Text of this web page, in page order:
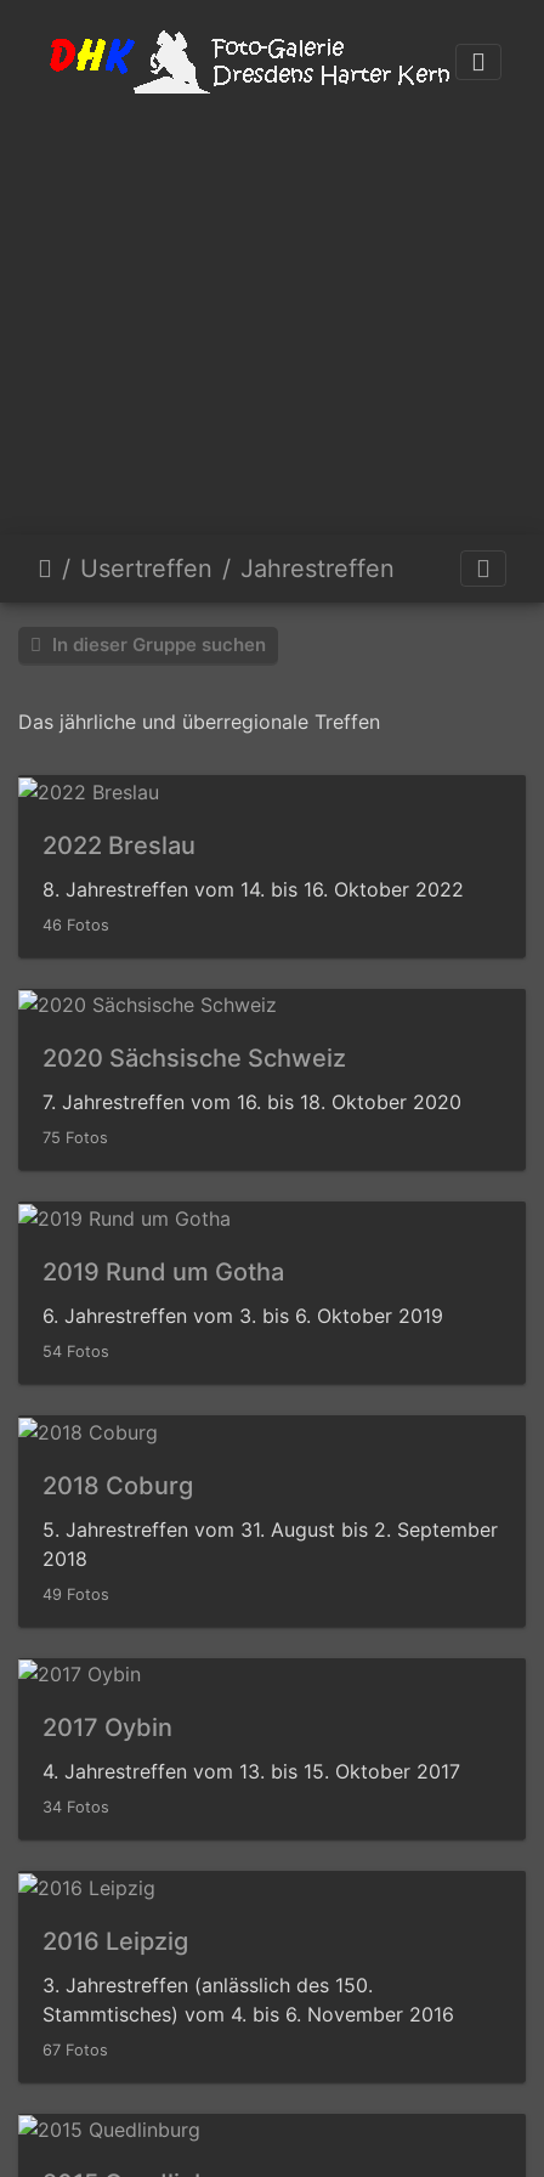
Usertreffen Jahrestreffen
In dieser Gruppe suchen
Das jährliche und überregionale Treffen
2022 Breslau
8. Jahrestreffen vom 14. bis 16. Oktober 2022
46 Fotos
2020 Sächsische Schweiz
7. Jahrestreffen vom 16. bis 18. Oktober 2020
75 Fotos
2019 Rund um Gotha
6. Jahrestreffen vom 3. bis 6. Oktober 2019
54 Fotos
2018 Coburg
5. Jahrestreffen vom 31. August bis 2. September
2018
49 Fotos
2017 Oybin
4. Jahrestreffen vom 13. bis 15. Oktober 2017
34 Fotos
2016 Leipzig
3. Jahrestreffen (anlässlich des 150.
Stammtisches) vom 4. bis 6. November 2016
67 Fotos